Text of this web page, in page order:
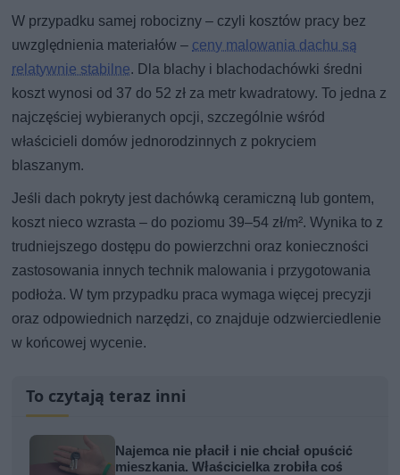
W przypadku samej robocizny – czyli kosztów pracy bez
uwzględnienia materiałów – ceny malowania dachu są
relatywnie stabilne. Dla blachy i blachodachówki średni
koszt wynosi od 37 do 52 zł za metr kwadratowy. To jedna z
najczęściej wybieranych opcji, szczególnie wśród
właścicieli domów jednorodzinnych z pokryciem
blaszanym.
Jeśli dach pokryty jest dachówką ceramiczną lub gontem,
koszt nieco wzrasta – do poziomu 39–54 zł/m². Wynika to z
trudniejszego dostępu do powierzchni oraz konieczności
zastosowania innych technik malowania i przygotowania
podłoża. W tym przypadku praca wymaga więcej precyzji
oraz odpowiednich narzędzi, co znajduje odzwierciedlenie
w końcowej wycenie.
To czytają teraz inni
Najemca nie płacił i nie chciał opuścić
mieszkania. Właścicielka zrobiła coś